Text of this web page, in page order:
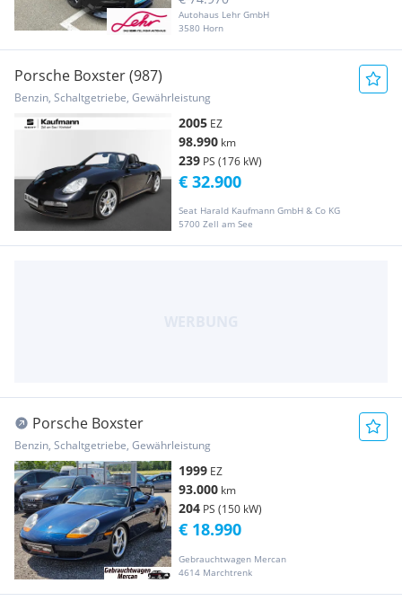
Autohaus Lehr GmbH
3580 Horn
Porsche Boxster (987)
Benzin, Schaltgetriebe, Gewährleistung
2005 EZ
98.990 km
239 PS (176 kW)
Seat Harald Kaufmann GmbH & Co KG
5700 Zell am See
€ 32.900
Porsche Boxster
Benzin, Schaltgetriebe, Gewährleistung
1999 EZ
93.000 km
204 PS (150 kW)
Gebrauchtwagen Mercan
4614 Marchtrenk
€ 18.990